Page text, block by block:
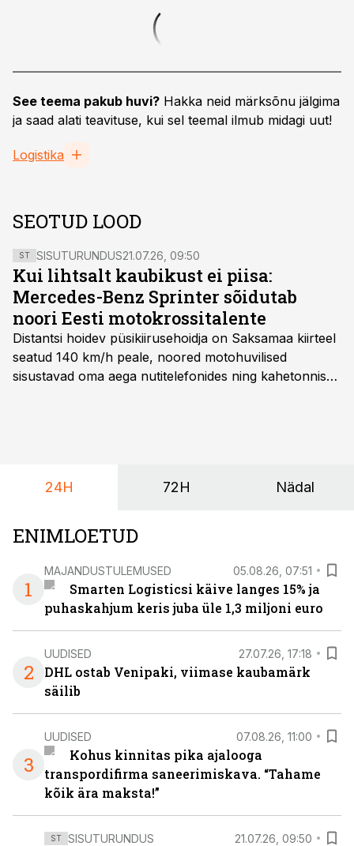
See teema pakub huvi? Hakka neid märksõnu jälgima
ja saad alati teavituse, kui sel teemal ilmub midagi uut!
Logistika
SEOTUD LOOD
ST SISUTURUNDUS21.07.26, 09:50
Kui lihtsalt kaubikust ei piisa:
Mercedes-Benz Sprinter sõidutab
noori Eesti motokrossitalente
Distantsi hoidev püsikiirusehoidja on Saksamaa kiirteel
seatud 140 km/h peale, noored motohuvilised
sisustavad oma aega nutitelefonides ning kahetonnises
24H 72H Nädal
ENIMLOETUD
1
MAJANDUSTULEMUSED 05.08.26, 07:51
Smarten Logisticsi käive langes 15% ja
puhaskahjum keris juba üle 1,3 miljoni euro
2
UUDISED 27.07.26, 17:18
DHL ostab Venipaki, viimase kaubamärk
säilib
3
UUDISED 07.08.26, 11:00
Kohus kinnitas pika ajalooga
transpordifirma saneerimiskava. “Tahame
kõik ära maksta!”
ST SISUTURUNDUS 21.07.26, 09:50